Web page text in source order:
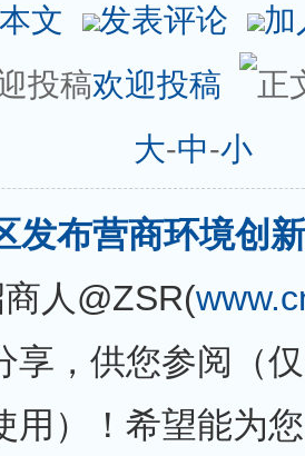
文
发表评论
加
欢迎投稿
大-中-小
发布营商环境创
人@ZSR(
享，供您参阅（
用）！希望能为